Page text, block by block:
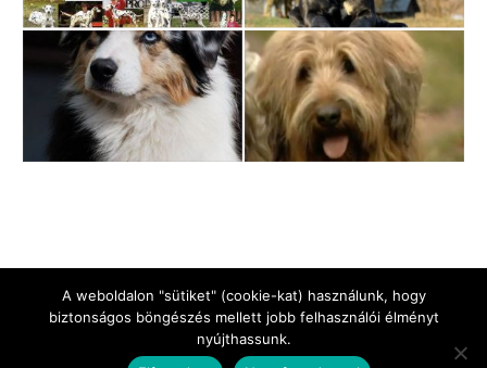
Jogi Nyilatkozat Impresszum Adatkezelési tájékoztató
A weboldalon "sütiket" (cookie-kat) használunk, hogy
biztonságos böngészés mellett jobb felhasználói élményt
nyújthassunk.